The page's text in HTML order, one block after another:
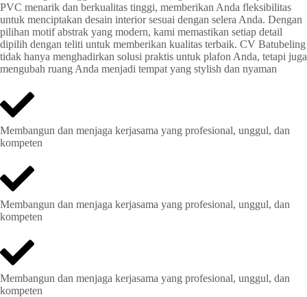
PVC menarik dan berkualitas tinggi, memberikan Anda fleksibilitas
untuk menciptakan desain interior sesuai dengan selera Anda. Dengan
pilihan motif abstrak yang modern, kami memastikan setiap detail
dipilih dengan teliti untuk memberikan kualitas terbaik. CV Batubeling
tidak hanya menghadirkan solusi praktis untuk plafon Anda, tetapi juga
mengubah ruang Anda menjadi tempat yang stylish dan nyaman
Membangun dan menjaga kerjasama yang profesional, unggul, dan
kompeten
Membangun dan menjaga kerjasama yang profesional, unggul, dan
kompeten
Membangun dan menjaga kerjasama yang profesional, unggul, dan
kompeten